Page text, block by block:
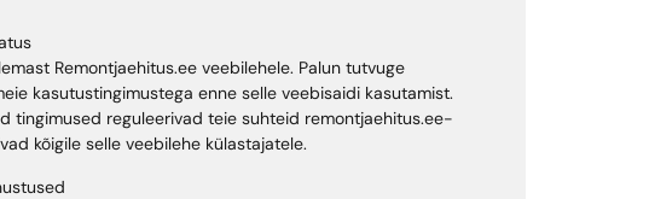
Remontjaehitus.ee veebilehele. Palun tutvuge
kasutustingimustega enne selle veebisaidi kasutamist.
tingimused reguleerivad teie suhteid remontjaehitus.ee-
kõigile selle veebilehe külastajatele.